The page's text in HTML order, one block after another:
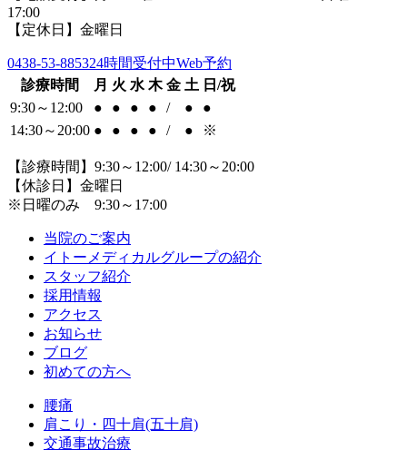
17:00
【定休日】金曜日
0438-53-885324時間受付中Web予約
診療時間
月 火 水 木 金 土 日/祝
9:30～12:00
● ● ● ● / ●
●
14:30～20:00 ● ● ● ● / ● ※
【診療時間】9:30～12:00/ 14:30～20:00
【休診日】金曜日
※日曜のみ 9:30～17:00
当院のご案内
イトーメディカルグループの紹介
スタッフ紹介
採用情報
アクセス
お知らせ
ブログ
初めての方へ
腰痛
肩こり・四十肩(五十肩)
交通事故治療